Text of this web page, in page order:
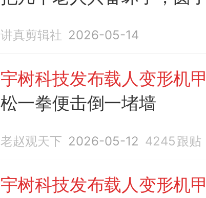
讲真剪辑社 2026-05-14
宇树科技发布载人变形机甲
松一拳便击倒一堵墙
老赵观天下 2026-05-12 4245 跟贴
宇树科技发布载人变形机甲